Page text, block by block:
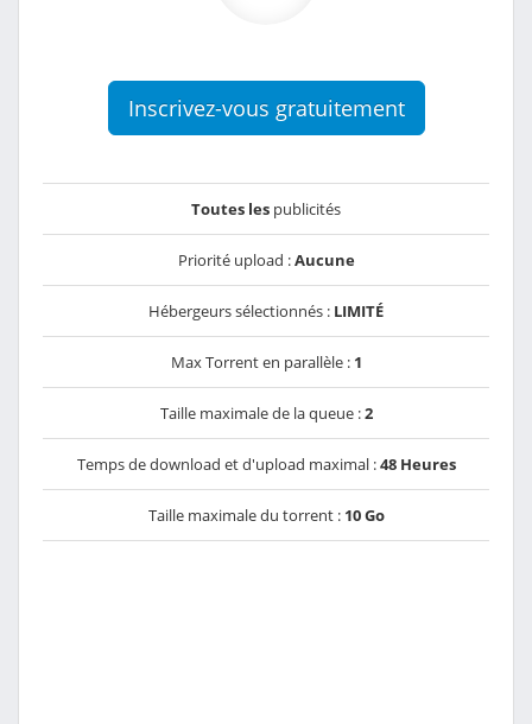
Inscrivez-vous gratuitement
Toutes les publicités
Priorité upload :Aucune
Hébergeurs sélectionnés : LIMITÉ
Max Torrent en parallèle : 1
Taille maximale de la queue :2
Temps de download et d'upload maximal :48 Heures
Taille maximale du torrent : 10 Go